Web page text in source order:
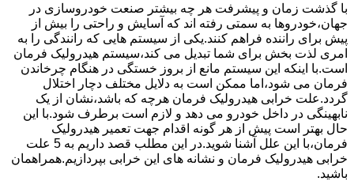
با گذشت زمان و پیشرفت هر چه بیشتر صنعت خودروسازی در
جهان،خودروها به سمتی رفته اند که آسایش و راحتی را بیش از
پیش برای راننده فراهم کنند.یکی از سیستم هایی که رانندگی را به
امری لذت بخش برای شما تبدیل می کند،سیستم هیدرولیک فرمان
است.با اینکه این سیستم مانع از بروز خستگی در هنگام چرخاندن
فرمان می شود،اما ممکن است به دلایل مختلف دچار اختلال
گردد.علت خرابی هیدرولیک فرمان هرچه که باشد،نشان از یک
نابهینگی در داخل خودرو می دهد و لازم است برطرف شود.با این
حال بهتر است پیش از هر گونه اقدام جهت تعمیر هیدرولیک
فرمان،با این علل آشنا شوید.در این مطلب قصد داریم به 5 علت
خرابی هیدرولیک فرمان و نشانه های این خرابی بپردازیم.همراهمان
باشید.